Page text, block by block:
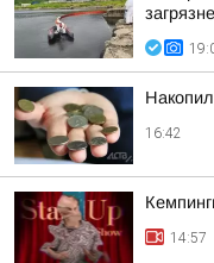
16:42
14:57